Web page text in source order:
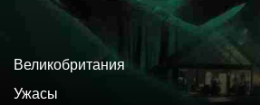
Великобритания
Ужасы